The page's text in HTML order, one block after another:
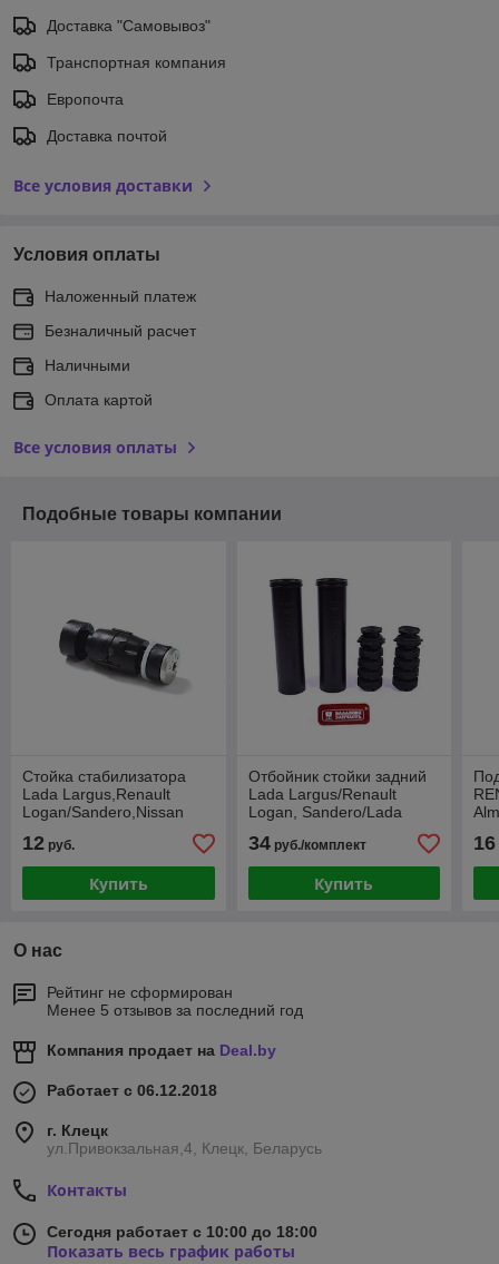
Доставка "Самовывоз"
Транспортная компания
Европочта
Доставка почтой
Все условия доставки
Условия оплаты
Наложенный платеж
Безналичный расчет
Наличными
Оплата картой
Все условия оплаты
Подобные товары компании
Стойка стабилизатора
Lada Largus,Renault
Logan/Sandero,Nissan
12 руб.
Купить
Отбойник стойки задний
Lada Largus/Renault
Logan, Sandero/Lada
сборе
34руб./комплект
Купить
16
О нас
Рейтинг не сформирован
Менее 5 отзывов за последний год
Компания продает на Deal.by
Работает с 06.12.2018
г. Клецк
ул.Привокзальная,4, Клецк, Беларусь
Контакты
Сегодня работает с 10:00 до 18:00
Показать весь график работы